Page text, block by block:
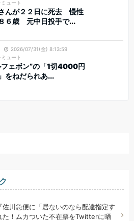
ュート
んが２２日に死去 慢性
６歳 元中日投手で...
2026/07/31(金) 8:13:59
ュート
フェボン”の「1切4000円
をねだられあ...
佐川急便に「居ないのなら配達指定す
た！ムカついた不在票をTwitterに晒